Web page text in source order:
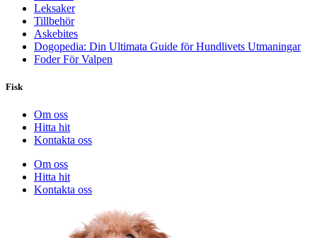
Leksaker
Tillbehör
Askebites
Dogopedia: Din Ultimata Guide för Hundlivets Utmaningar
Foder För Valpen
Fisk
Om oss
Hitta hit
Kontakta oss
Om oss
Hitta hit
Kontakta oss